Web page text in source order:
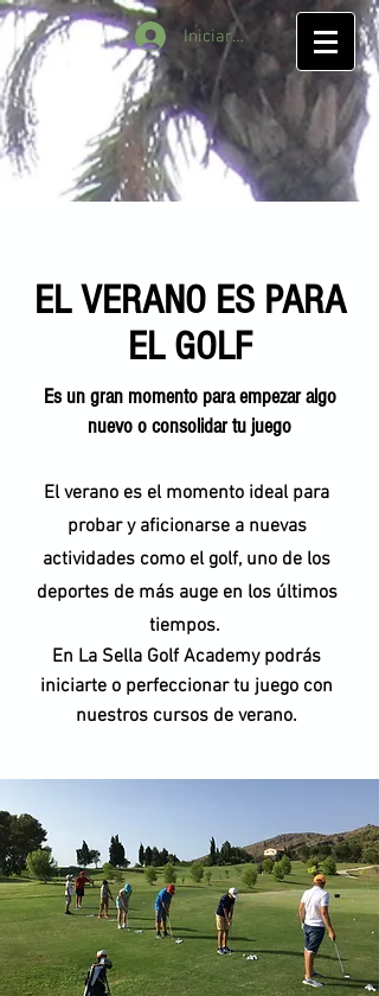
Iniciar sesión
EL VERANO ES PARA
EL GOLF
Es un gran momento para empezar algo
nuevo o consolidar tu juego
El verano es el momento ideal para
probar y aficionarse a nuevas
actividades como el golf, uno de los
deportes de más auge en los últimos
tiempos.
En La Sella Golf Academy podrás
iniciarte o perfeccionar tu juego con
nuestros cursos de verano.